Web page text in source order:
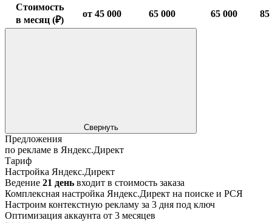
Стоимость
в месяц (₽)
от 45 000 65 000 65 000 85
Свернуть
Предложения
по рекламе в Яндекс.Директ
Тариф
Настройка Яндекс.Директ
Ведение 21 день входит в стоимость заказа
Комплексная настройка Яндекс.Директ на поиске и РСЯ
Настроим контекстную рекламу за 3 дня под ключ
Оптимизация аккаунта от 3 месяцев